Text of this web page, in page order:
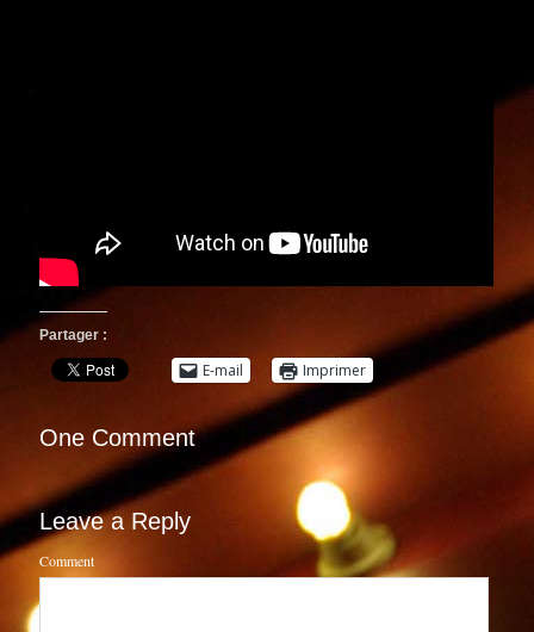
Partager :
E-mail Imprimer
One Comment
Leave a Reply
Comment